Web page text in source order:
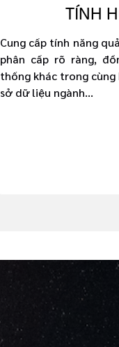
TÍNH
Cung cấp tính năng
phân cấp rõ ràng,
thống khác trong cùng
sở dữ liệu ngành...